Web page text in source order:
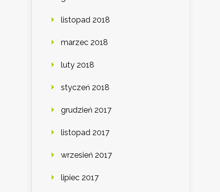
listopad 2018
marzec 2018
luty 2018
styczeń 2018
grudzień 2017
listopad 2017
wrzesień 2017
lipiec 2017